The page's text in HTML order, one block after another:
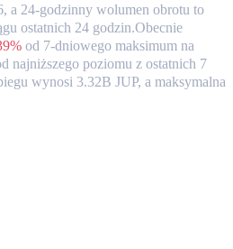
a 24-godzinny wolumen obrotu to
ostatnich 24 godzin.Obecnie
od 7-dniowego maksimum na
najniższego poziomu z ostatnich 7
wynosi 3.32B JUP, a maksymalna